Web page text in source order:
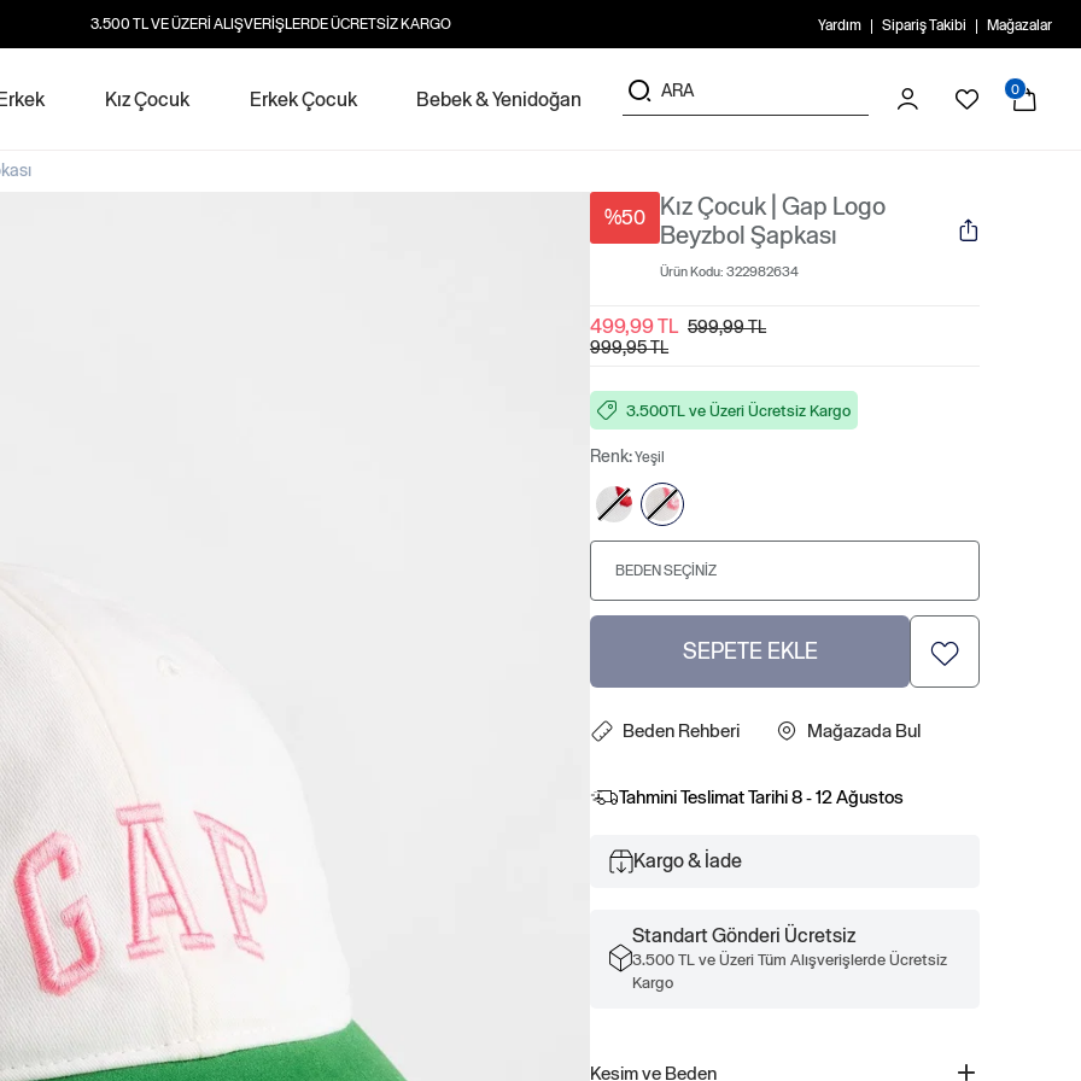
3.500 TL VE ÜZERİ ALIŞVERİŞLERDE ÜCRETSİZ KARGO Yardım Sipariş Takibi Mağazalar
Kız Çocuk Erkek Çocuk Bebek & Yenidoğan 0
%50
Kız Çocuk | Gap Logo
Beyzbol Şapkası
Ürün Kodu: 322982634
499,99 TL 599,99 TL
999,95 TL
3.500TL ve Üzeri Ücretsiz Kargo
Renk:Yeşil
BEDEN SEÇINIZ
SEPETE EKLE
Beden Rehberi Mağazada Bul
Tahmini Teslimat Tarihi8 - 12 Ağustos
Kargo & İade
Standart Gönderi Ücretsiz
3.500 TL ve Üzeri Tüm Alışverişlerde Ücretsiz
Kargo
Kesim ve Beden